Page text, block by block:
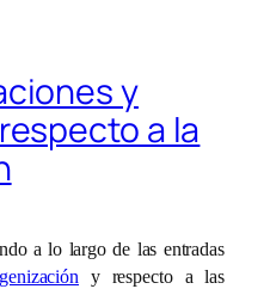
y
a la
a lo largo de las entradas
y respecto a las